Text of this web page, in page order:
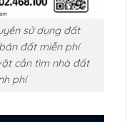
sử dụng đất
đất miễn phí
cần tìm nhà đất
phí